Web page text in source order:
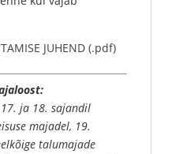
JUHEND (.pdf)
ja 18. sajandil
majadel, 19.
talumajade